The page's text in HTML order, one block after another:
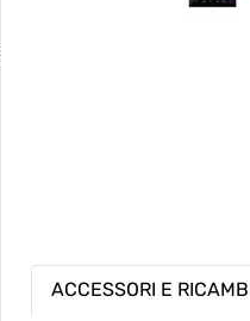
ACCESSORI E